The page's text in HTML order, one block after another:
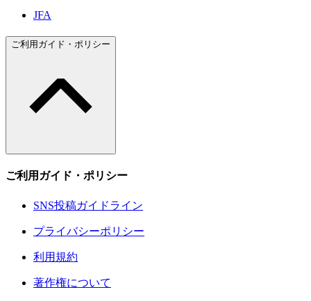
JFA
ご利用ガイド・ポリシー
ご利用ガイド・ポリシー
SNS投稿ガイドライン
プライバシーポリシー
利用規約
著作権について